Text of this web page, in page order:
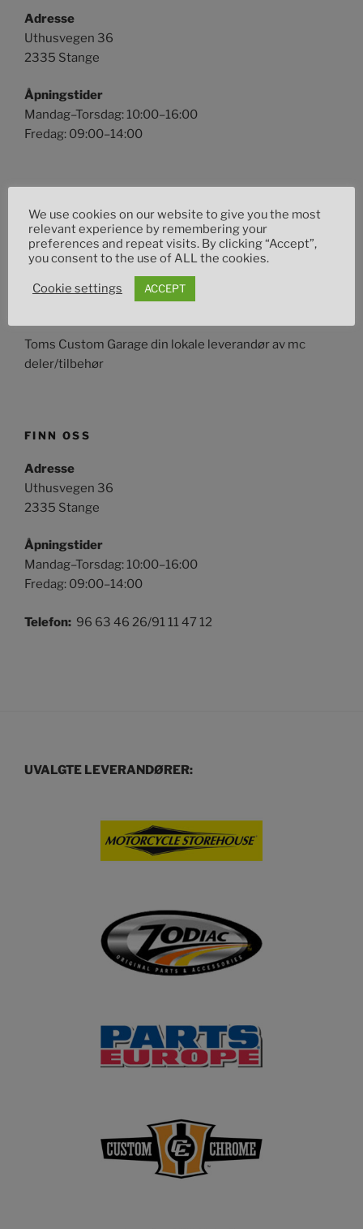
Adresse
Uthusvegen 36
2335 Stange
Åpningstider
Mandag–Torsdag: 10:00–16:00
Fredag: 09:00–14:00
Søk
etter:
Toms Custom Garage din lokale leverandør av mc
deler/tilbehør
FINN OSS
Adresse
Uthusvegen 36
2335 Stange
Åpningstider
Mandag–Torsdag: 10:00–16:00
Fredag: 09:00–14:00
Telefon: 96 63 46 26/91 11 47 12
UVALGTE LEVERANDØRER:
We use cookies on our website to give you the most
relevant experience by remembering your
preferences and repeat visits. By clicking “Accept”,
you consent to the use of ALL the cookies.
Cookie settings ACCEPT